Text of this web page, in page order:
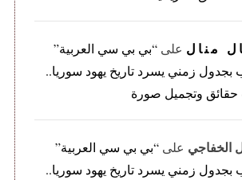
منال على“بي بي سي العربية”
بجدول زمني يسرد تاريخ يهود سوريا..
حقائق وتجميل صورة
الخفاجي على“بي بي سي العربية”
بجدول زمني يسرد تاريخ يهود سوريا..